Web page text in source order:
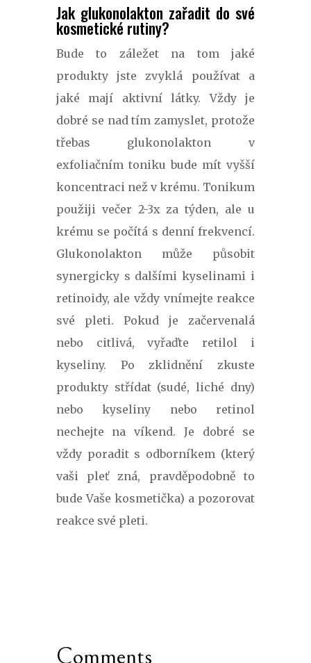
Jak glukonolakton zařadit do své
kosmetické rutiny?
Bude to záležet na tom jaké
produkty jste zvyklá používat a
jaké mají aktivní látky. Vždy je
dobré se nad tím zamyslet, protože
třebas glukonolakton v
exfoliačním toniku bude mít vyšší
koncentraci než v krému. Tonikum
použiji večer 2-3x za týden, ale u
krému se počítá s denní frekvencí.
Glukonolakton může působit
synergicky s dalšími kyselinami i
retinoidy, ale vždy vnímejte reakce
své pleti. Pokud je začervenalá
nebo citlivá, vyřaďte retilol i
kyseliny. Po zklidnění zkuste
produkty střídat (sudé, liché dny)
nebo kyseliny nebo retinol
nechejte na víkend. Je dobré se
vždy poradit s odborníkem (který
vaši pleť zná, pravděpodobně to
bude Vaše kosmetička) a pozorovat
reakce své pleti.
Comments